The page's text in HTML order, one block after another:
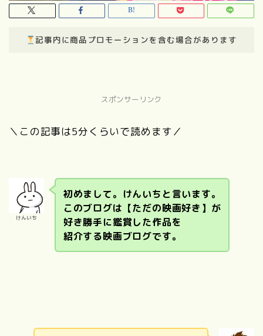
記事内に商品プロモーションを含む場合があります
スポンサーリンク
＼この記事は5分くらいで読めます／
けんいち
初めまして。けんいちと言います。
このブログは【ただの映画好き】が
好き勝手に鑑賞した作品を
紹介する映画ブログです。